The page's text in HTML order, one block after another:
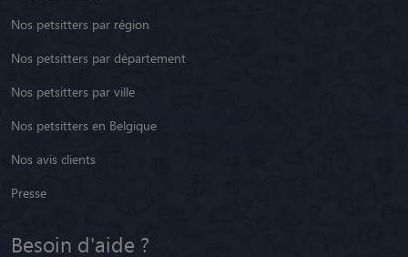
Nos petsitters par région
Nos petsitters par département
Nos petsitters par ville
Nos petsitters en Belgique
Nos avis clients
Presse
Besoin d'aide ?